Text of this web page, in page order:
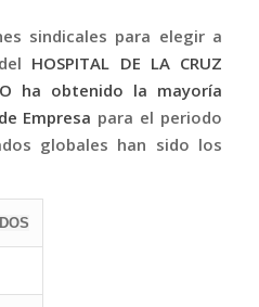
sindicales para elegir a
HOSPITAL DE LA CRUZ
ha obtenido la mayoría
Empresa para el periodo
globales han sido los